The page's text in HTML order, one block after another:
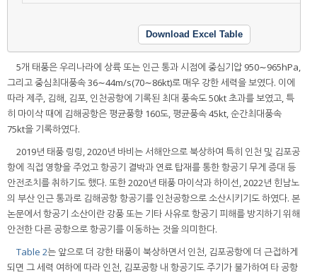
Download Excel Table
5개 태풍은 우리나라에 상륙 또는 인근 통과 시점에 중심기압 950∼965hPa,
그리고 중심최대풍속 36∼44m/s(70∼86kt)로 매우 강한 세력을 보였다. 이에
따라 제주, 김해, 김포, 인천공항에 기록된 최대 풍속도 50kt 초과를 보였고, 특
히 마이삭 때에 김해공항은 평균풍향 160도, 평균풍속 45kt, 순간최대풍속
75kt을 기록하였다.
2019년 태풍 링링, 2020년 바비는 서해안으로 북상하여 특히 인천 및 김포공
항에 직접 영향을 주었고 항공기 결박과 연료 탑재를 통한 항공기 무게 증대 등
안전조치를 취하기도 했다. 또한 2020년 태풍 마이삭과 하이선, 2022년 힌남노
의 부산 인근 통과로 김해공항 항공기를 인천공항으로 소산시키기도 하였다. 본
논문에서 항공기 소산이란 강풍 또는 기타 사유로 항공기 피해를 방지하기 위해
안전한 다른 공항으로 항공기를 이동하는 것을 의미한다.
Table 2는 앞으로 더 강한 태풍이 북상하면서 인천, 김포공항에 더 근접하게
되면 그 세력 여하에 따라 인천, 김포공항 내 항공기도 주기가 불가하여 타 공항